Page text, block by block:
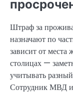
Штраф за
назначают по
зависит от места
столицах —
учитывать
Сотрудник МВД